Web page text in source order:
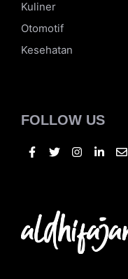
Kuliner
Otomotif
Kesehatan
FOLLOW US